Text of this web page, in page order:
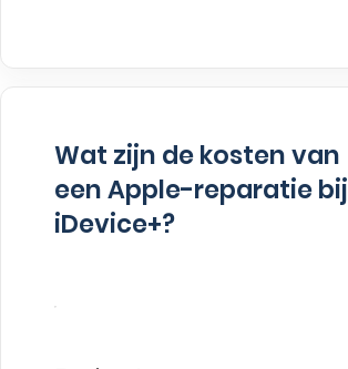
Wat zijn de kosten van
een Apple-reparatie bij
iDevice+?